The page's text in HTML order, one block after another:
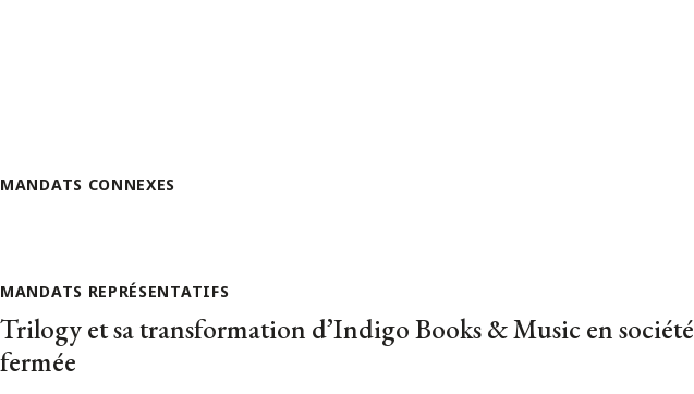
MANDATS CONNEXES
MANDATS REPRÉSENTATIFS
Trilogy et sa transformation d’Indigo Books & Music en société
fermée